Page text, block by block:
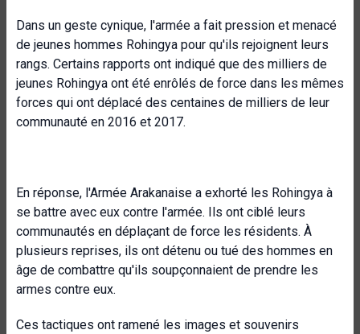
Dans un geste cynique, l'armée a fait pression et menacé
de jeunes hommes Rohingya pour qu'ils rejoignent leurs
rangs. Certains rapports ont indiqué que des milliers de
jeunes Rohingya ont été enrôlés de force dans les mêmes
forces qui ont déplacé des centaines de milliers de leur
communauté en 2016 et 2017.
En réponse, l'Armée Arakanaise a exhorté les Rohingya à
se battre avec eux contre l'armée. Ils ont ciblé leurs
communautés en déplaçant de force les résidents. À
plusieurs reprises, ils ont détenu ou tué des hommes en
âge de combattre qu'ils soupçonnaient de prendre les
armes contre eux.
Ces tactiques ont ramené les images et souvenirs